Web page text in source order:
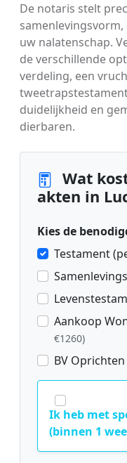
De notaris stelt
uw nalatenschap.
de verschillende
verdeling, een
duidelijkheid en
dierbaren.
Wat
akten in
Kies de
Testament
Aankoop
€1260)
BV Oprichten
Ik heb met
(binnen 1